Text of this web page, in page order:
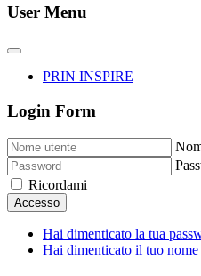
User Menu
PRIN INSPIRE
Login Form
Ricordami
Accesso
Hai dimenticato la tua
Hai dimenticato il tuo nome